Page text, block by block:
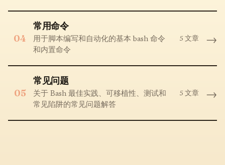
04
常用命令
用于脚本编写和自动化的基本 bash 命令
和内置命令
5 文章 →
05
常见问题
关于 Bash 最佳实践、可移植性、测试和
常见陷阱的常见问题解答
5 文章 →